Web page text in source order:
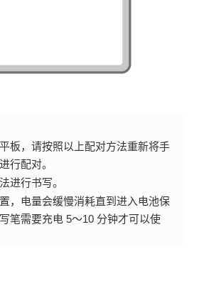
板，请按照以上配对方法重新将手
行配对。
进行书写。
，电量会缓慢消耗直到进入电池保
笔需要充电 5～10 分钟才可以使